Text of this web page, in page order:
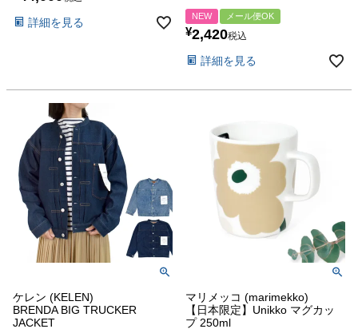
詳細を見る NEW メール便OK
¥2,420税込
詳細を見る
ケレン (KELEN)
BRENDA BIG TRUCKER
JACKET
マリメッコ (marimekko)
【日本限定】Unikko マグカッ
プ 250ml